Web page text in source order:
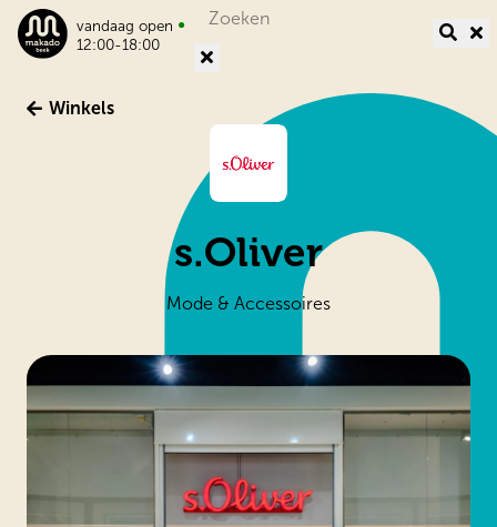
vandaag open •
12:00-18:00
Winkels
s.Oliver
Mode & Accessoires